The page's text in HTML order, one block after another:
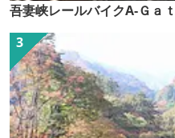
吾妻峡レールバイクA-Ｇａ